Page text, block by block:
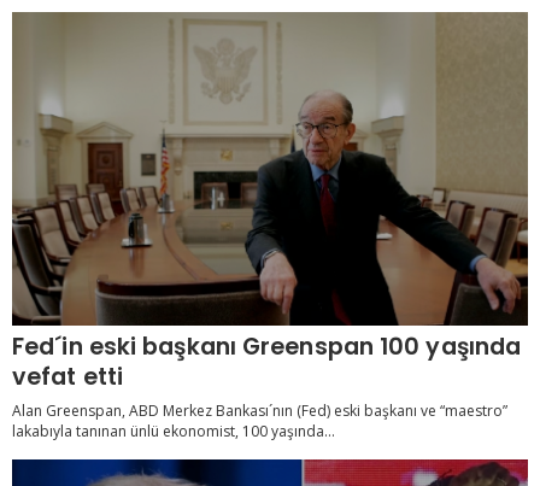
Fed´in eski başkanı Greenspan 100 yaşında
vefat etti
Alan Greenspan, ABD Merkez Bankası´nın (Fed) eski başkanı ve “maestro”
lakabıyla tanınan ünlü ekonomist, 100 yaşında...